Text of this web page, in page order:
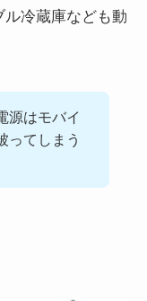
冷蔵庫なども動
源はモバイ
ってしまう